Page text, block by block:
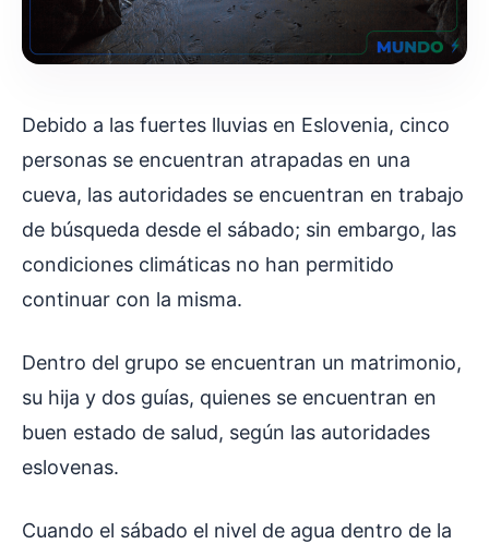
Debido a las fuertes lluvias en Eslovenia, cinco
personas se encuentran atrapadas en una
cueva, las autoridades se encuentran en trabajo
de búsqueda desde el sábado; sin embargo, las
condiciones climáticas no han permitido
continuar con la misma.
Dentro del grupo se encuentran un matrimonio,
su hija y dos guías, quienes se encuentran en
buen estado de salud, según las autoridades
eslovenas.
Cuando el sábado el nivel de agua dentro de la